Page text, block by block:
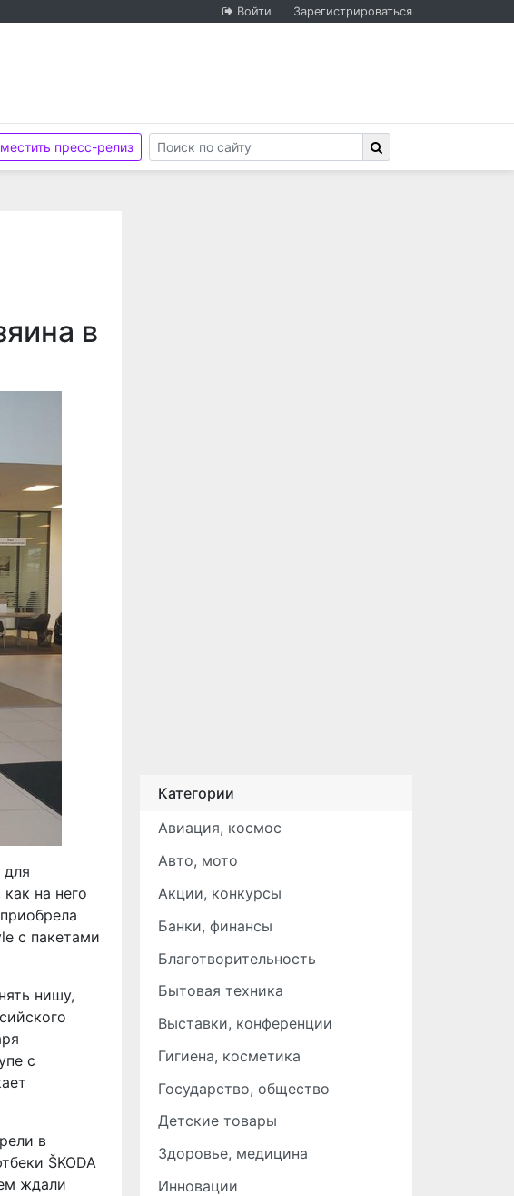
Войти Зарегистрироваться
пресс-релиз
в
для
на него
с пакетами
нишу,
с
в
ŠKODA
ждали
Категории
Авиация, космос
Авто, мото
Акции, конкурсы
Банки, финансы
Благотворительность
Бытовая техника
Выставки, конференции
Гигиена, косметика
Государство, общество
Детские товары
Здоровье, медицина
Инновации